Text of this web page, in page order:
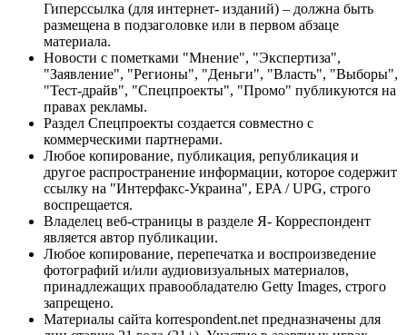
Гиперссылка (для интернет- изданий) – должна быть
размещена в подзаголовке или в первом абзаце
материала.
Новости с пометками "Мнение", "Экспертиза",
"Заявление", "Регионы", "Деньги", "Власть", "Выборы",
"Тест-драйв", "Спецпроекты", "Промо" публикуются на
правах рекламы.
Раздел Спецпроекты создается совместно с
коммерческими партнерами.
Любое копирование, публикация, републикация и
другое распространение информации, которое содержит
ссылку на "Интерфакс-Украина", EPA / UPG, строго
воспрещается.
Владелец веб-страницы в разделе Я- Корреспондент
является автор публикации.
Любое копирование, перепечатка и воспроизведение
фотографий и/или аудиовизуальных материалов,
принадлежащих правообладателю Getty Images, строго
запрещено.
Материалы сайта korrespondent.net предназначены для